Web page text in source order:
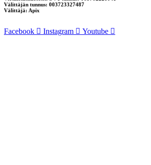
Välittäjän tunnus: 003723327487
Välittäjä: Apix
Facebook Instagram Youtube